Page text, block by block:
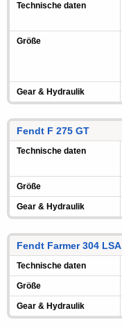
Technische daten
Größe
Gear & Hydraulik
Fendt F 275 GT
Technische daten
Größe
Gear & Hydraulik
Fendt Farmer 304 LSA
Technische daten
Größe
Gear & Hydraulik